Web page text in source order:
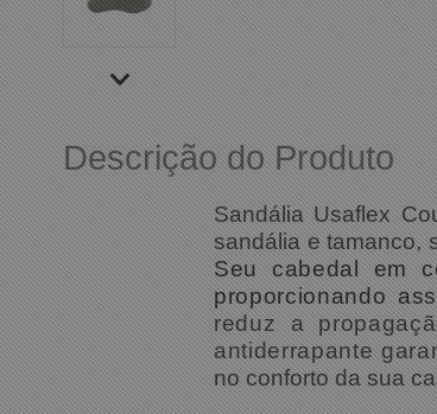
Descrição do Produto
Sandália Usaflex
sandália e tamanco,
Seu cabedal em
proporcionando
reduz a
antiderrapante
no conforto da sua